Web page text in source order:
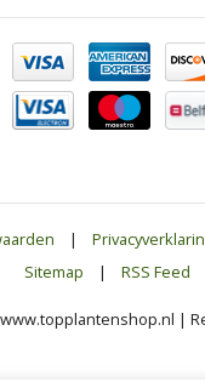
|
Sitemap
| RSS Feed
|